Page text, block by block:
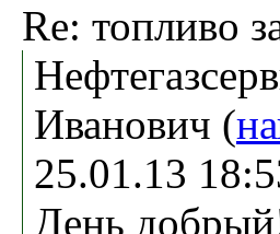
Re: топливо
Иванович (
25.01.13
День